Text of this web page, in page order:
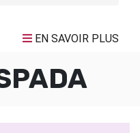
EN SAVOIR PLUS